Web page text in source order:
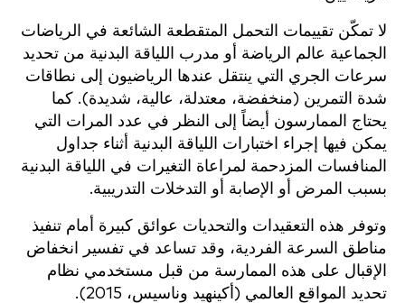
لا تمكّن تقييمات التحمل المتقطعة الشائعة في الرياضات
الجماعية عالم الرياضة أو مدرب اللياقة البدنية من تحديد
سرعات الجري التي ينتقل عندها الرياضيون إلى نطاقات
شدة التمرين (منخفضة، معتدلة، عالية، شديدة). كما
يحتاج الممارسون أيضاً إلى النظر في عدد المرات التي
يمكن فيها إجراء اختبارات اللياقة البدنية أثناء جداول
المنافسات المزدحمة لمراعاة التغيرات في اللياقة البدنية
بسبب المرض أو الإصابة أو التدخلات التدريبية.
وتوفر هذه التعقيدات والتحديات عوائق كبيرة أمام تنفيذ
مناطق السرعة الفردية، وقد تساعد في تفسير انخفاض
الإقبال على هذه الممارسة من قبل مستخدمي نظام
تحديد المواقع العالمي (أكينهيد وناسيس، 2015).